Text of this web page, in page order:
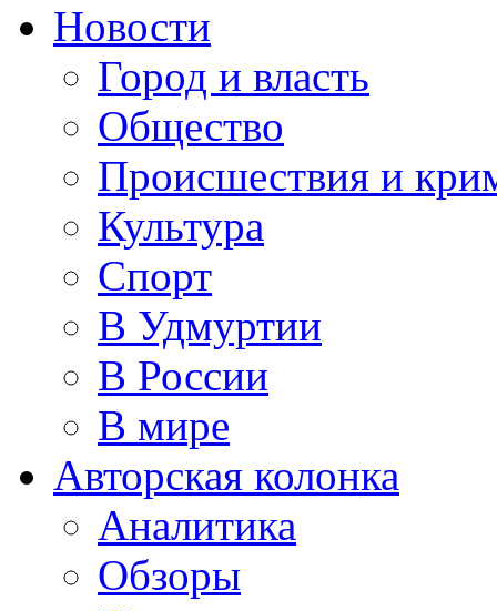
Новости
Город и власть
Общество
Происшествия и
Культура
Спорт
В Удмуртии
В России
В мире
Авторская колонка
Аналитика
Обзоры